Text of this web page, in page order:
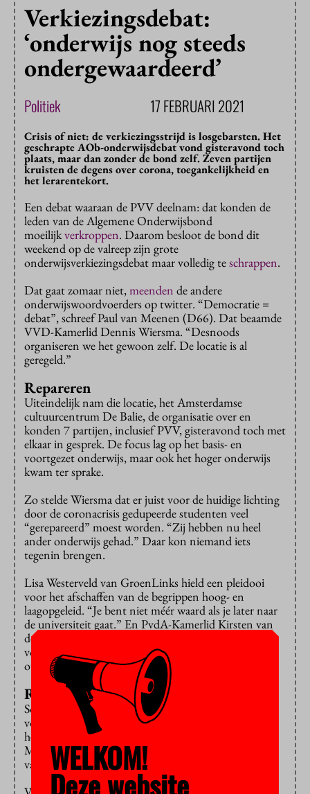
Verkiezingsdebat:
‘onderwijs nog steeds
ondergewaardeerd’
Politiek 17 FEBRUARI 2021
Crisis of niet: de verkiezingsstrijd is losgebarsten. Het
geschrapte AOb-onderwijsdebat vond gisteravond toch
plaats, maar dan zonder de bond zelf. Zeven partijen
kruisten de degens over corona, toegankelijkheid en
het lerarentekort.
Een debat waaraan de PVV deelnam: dat konden de
leden van de Algemene Onderwijsbond
moeilijkverkroppen. Daarom besloot de bond dit
weekend op de valreep zijn grote
onderwijsverkiezingsdebat maar volledig teschrappen.
Dat gaat zomaar niet, meenden de andere
onderwijswoordvoerders op twitter. “Democratie =
debat”, schreef Paul van Meenen (D66). Dat beaamde
VVD-Kamerlid Dennis Wiersma. “Desnoods
organiseren we het gewoon zelf. De locatie is al
geregeld.”
Repareren
Uiteindelijk nam die locatie, het Amsterdamse
cultuurcentrum De Balie, de organisatie over en
konden 7 partijen, inclusief PVV, gisteravond toch met
elkaar in gesprek. De focus lag op het basis- en
voortgezet onderwijs, maar ook het hoger onderwijs
kwam ter sprake.
Zo stelde Wiersma dat er juist voor de huidige lichting
door de coronacrisis gedupeerde studenten veel
“gerepareerd” moest worden. “Zij hebben nu heel
ander onderwijs gehad.” Daar kon niemand iets
tegenin brengen.
Lisa Westerveld van GroenLinks hield een pleidooi
voor het afschaffen van de begrippen hoog- en
laagopgeleid. “Je bent niet méér waard als je later naar
de universiteit gaat.” En PvdA-Kamerlid Kirsten van
den Hul vond het een “trieste constatering” dat het
voor je onderwijsloopbaan nog altijd uitmaakt wie je
ouders zijn.
Rode draad
Sommige partijen hebben grootse reddingsoperaties
voor het hele onderwijsstelsel bedacht: de een noemt
het een “Marshallplan”, de ander een “deltaplan”.
Maar een rode draad is in alle gevallen de bestrijding
van het lerarentekort.
WELKOM!
Deze website